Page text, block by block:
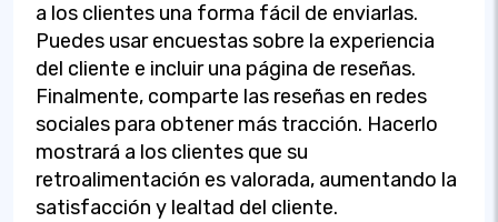
a los clientes una forma fácil de enviarlas.
Puedes usar encuestas sobre la experiencia
del cliente e incluir una página de reseñas.
Finalmente, comparte las reseñas en redes
sociales para obtener más tracción. Hacerlo
mostrará a los clientes que su
retroalimentación es valorada, aumentando la
satisfacción y lealtad del cliente.